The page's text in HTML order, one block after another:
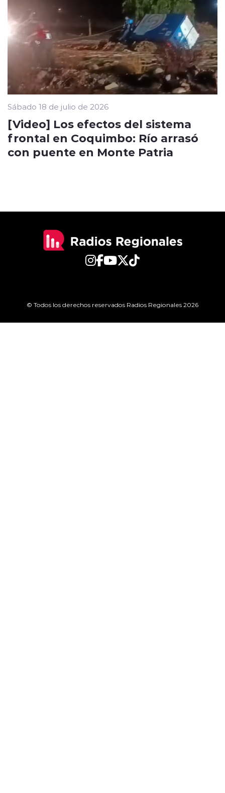
Sábado 18 de julio de 2026
[Video] Los efectos del sistema
frontal en Coquimbo: Río arrasó
con puente en Monte Patria
© Todos los derechos reservados Radios Regionales 2026